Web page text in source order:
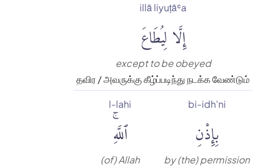
illā liyuṭāʿa
إِلَّا لِيُطَاعَ
except to be obeyed
தவிர / அவருக்கு கீழ்ப்படிந்து நடக்க வேண்டும்
bi-idh'ni
بِإِذْنِ
by (the) permission
l-lahi
ٱللَّهِۚ
(of) Allah